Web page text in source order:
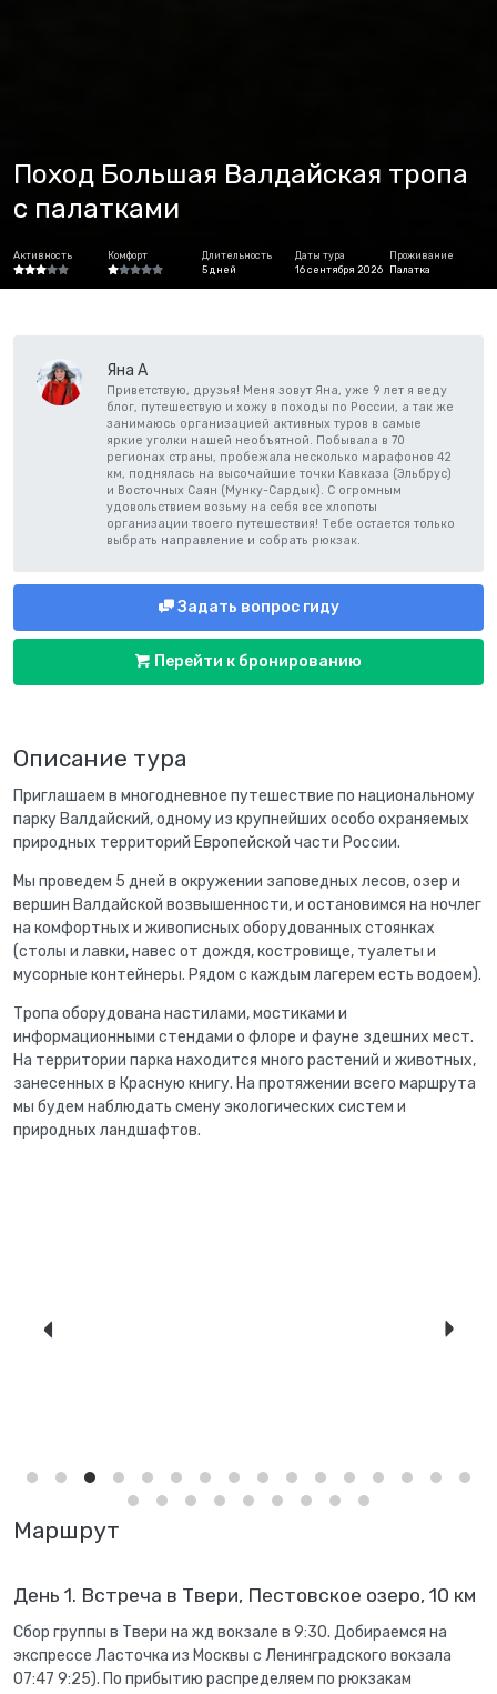
Поход Большая Валдайская тропа
с палатками
Активность Комфорт
Длительность
5 дней
Даты тура
16 сентября 2026
Проживание
Палатка
Описание тура
Приглашаем в многодневное путешествие по национальному
парку Валдайский, одному из крупнейших особо охраняемых
природных территорий Европейской части России.
Мы проведем 5 дней в окружении заповедных лесов, озер и
вершин Валдайской возвышенности, и остановимся на ночлег
на комфортных и живописных оборудованных стоянках
(столы и лавки, навес от дождя, костровище, туалеты и
мусорные контейнеры. Рядом с каждым лагерем есть водоем).
Тропа оборудована настилами, мостиками и
информационными стендами о флоре и фауне здешних мест.
На территории парка находится много растений и животных,
занесенных в Красную книгу. На протяжении всего маршрута
мы будем наблюдать смену экологических систем и
природных ландшафтов.
Маршрут
День 1. Встреча в Твери, Пестовское озеро, 10 км
Сбор группы в Твери на жд вокзале в 9:30. Добираемся на
экспрессе Ласточка из Москвы с Ленинградского вокзала
07:47 9:25). По прибытию распределяем по рюкзакам
Яна А
Приветствую, друзья! Меня зовут Яна, уже 9 лет я веду
блог, путешествую и хожу в походы по России, а так же
занимаюсь организацией активных туров в самые
яркие уголки нашей необъятной. Побывала в 70
регионах страны, пробежала несколько марафонов 42
км, поднялась на высочайшие точки Кавказа (Эльбрус)
и Восточных Саян (Мунку-Сардык). С огромным
удовольствием возьму на себя все хлопоты
организации твоего путешествия! Тебе остается только
выбрать направление и собрать рюкзак.
Задать вопрос гиду
Перейти к бронированию